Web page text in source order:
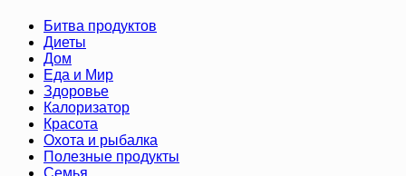
Битва продуктов
Диеты
Дом
Еда и Мир
Здоровье
Калоризатор
Красота
Охота и рыбалка
Полезные продукты